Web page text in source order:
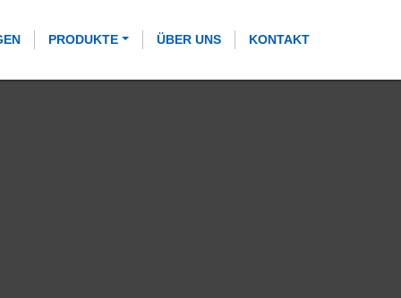
PRODUKTE ÜBER UNS KONTAKT